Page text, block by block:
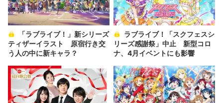
ティザーイラスト 原宿行き交
う人の中に新キャラ？
リーズ感謝祭」中止 新型コロ
ナ、4月イベントにも影響